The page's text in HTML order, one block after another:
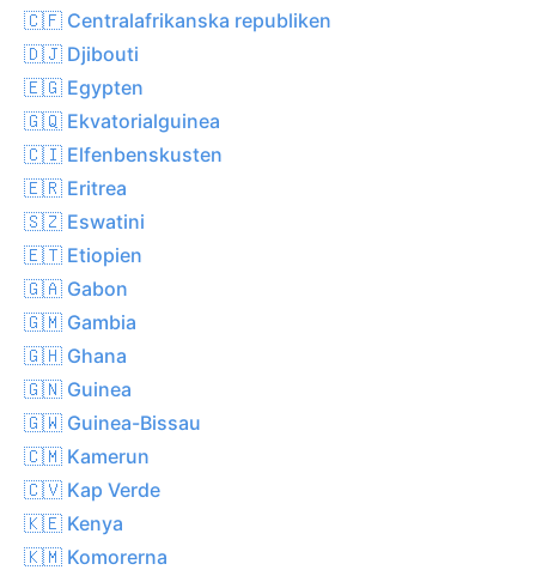
🇨🇫 Centralafrikanska republiken
🇩🇯 Djibouti
🇪🇬 Egypten
🇬🇶 Ekvatorialguinea
🇨🇮 Elfenbenskusten
🇪🇷 Eritrea
🇸🇿 Eswatini
🇪🇹 Etiopien
🇬🇦 Gabon
🇬🇲 Gambia
🇬🇭 Ghana
🇬🇳 Guinea
🇬🇼 Guinea-Bissau
🇨🇲 Kamerun
🇨🇻 Kap Verde
🇰🇪 Kenya
🇰🇲 Komorerna